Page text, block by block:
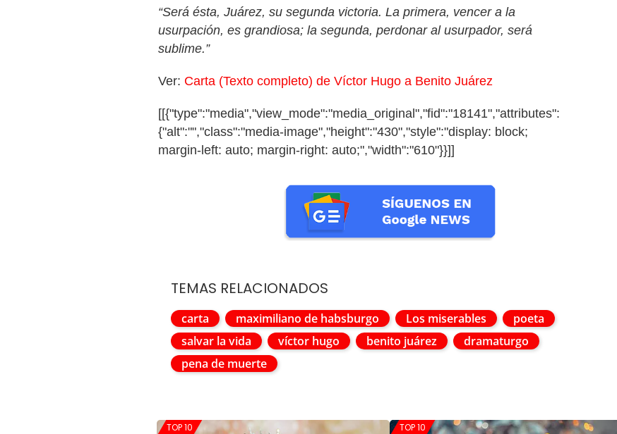
“Será ésta, Juárez, su segunda victoria. La primera, vencer a la
usurpación, es grandiosa; la segunda, perdonar al usurpador, será
sublime.”
Ver: Carta (Texto completo) de Víctor Hugo a Benito Juárez
[[{"type":"media","view_mode":"media_original","fid":"18141","attributes":
{"alt":"","class":"media-image","height":"430","style":"display: block;
margin-left: auto; margin-right: auto;","width":"610"}}]]
TEMAS RELACIONADOS
carta maximiliano de habsburgo Los miserables
poeta
salvar la vida
víctor hugo benito juárez
dramaturgo
pena de muerte
TOP 10 TOP 10